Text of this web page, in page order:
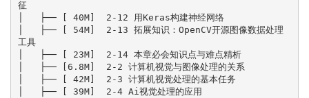
征
│   ├── [ 40M]  2-12 用Keras构建神经网络
│   ├── [ 54M]  2-13 拓展知识：OpenCV开源图像数据处理
工具
│   ├── [ 23M]  2-14 本章必会知识点与难点精析
│   ├── [6.8M]  2-2 计算机视觉与图像处理的关系
│   ├── [ 42M]  2-3 计算机视觉处理的基本任务
│   ├── [ 39M]  2-4 Ai视觉处理的应用